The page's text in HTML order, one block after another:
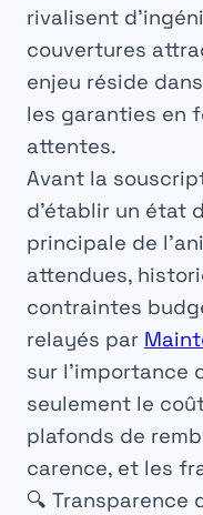
rivalisent
couvertures
enjeu réside
les garanties en
attentes.
Avant la
d’établir un état
principale de
attendues,
contraintes
relayés par
sur l’importance
seulement le
plafonds de
carence, et les
🔍 Transparence